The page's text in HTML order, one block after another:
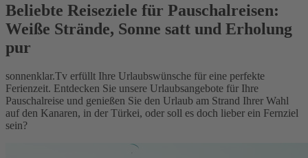
Beliebte Reiseziele für Pauschalreisen:
Weiße Strände, Sonne satt und Erholung
pur
sonnenklar.Tv erfüllt Ihre Urlaubswünsche für eine perfekte
Ferienzeit. Entdecken Sie unsere Urlaubsangebote für Ihre
Pauschalreise und genießen Sie den Urlaub am Strand Ihrer Wahl
auf den Kanaren, in der Türkei, oder soll es doch lieber ein Fernziel
sein?